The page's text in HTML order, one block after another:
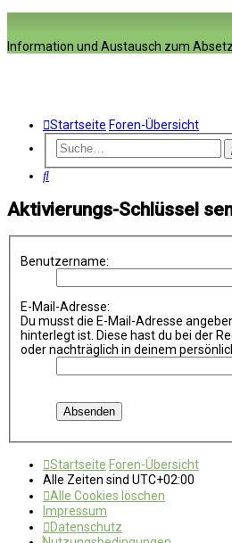
Information und Austausch zum
Startseite Foren-Übersicht
Suche
Aktivierungs-Schlüssel
Benutzername:
E-Mail-Adresse:
Du musst die E-Mail-Adresse
hinterlegt ist. Diese hast du bei der
oder nachträglich in deinem
Startseite Foren-Übersicht
Alle Zeiten sind UTC+02:00
Alle Cookies löschen
Impressum
Datenschutz